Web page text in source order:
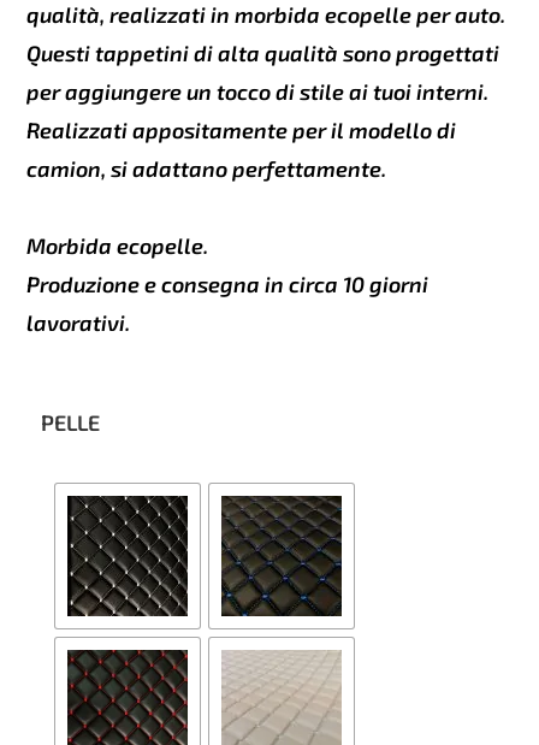
qualità, realizzati in morbida ecopelle per auto.
Questi tappetini di alta qualità sono progettati
per aggiungere un tocco di stile ai tuoi interni.
Realizzati appositamente per il modello di
camion, si adattano perfettamente.
Morbida ecopelle.
Produzione e consegna in circa 10 giorni
lavorativi.
PELLE